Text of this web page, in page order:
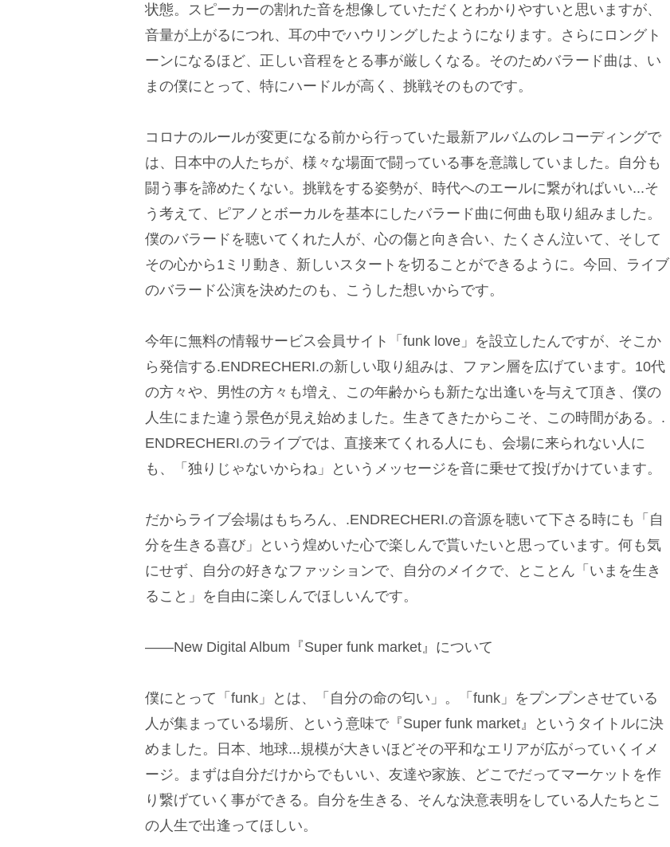
状態。スピーカーの割れた音を想像していただくとわかりやすいと思いますが、
音量が上がるにつれ、耳の中でハウリングしたようになります。さらにロングト
ーンになるほど、正しい音程をとる事が厳しくなる。そのためバラード曲は、い
まの僕にとって、特にハードルが高く、挑戦そのものです。
コロナのルールが変更になる前から行っていた最新アルバムのレコーディングで
は、日本中の人たちが、様々な場面で闘っている事を意識していました。自分も
闘う事を諦めたくない。挑戦をする姿勢が、時代へのエールに繋がればいい...そ
う考えて、ピアノとボーカルを基本にしたバラード曲に何曲も取り組みました。
僕のバラードを聴いてくれた人が、心の傷と向き合い、たくさん泣いて、そして
その心から1ミリ動き、新しいスタートを切ることができるように。今回、ライブ
のバラード公演を決めたのも、こうした想いからです。
今年に無料の情報サービス会員サイト「funk love」を設立したんですが、そこか
ら発信する.ENDRECHERI.の新しい取り組みは、ファン層を広げています。10代
の方々や、男性の方々も増え、この年齢からも新たな出逢いを与えて頂き、僕の
人生にまた違う景色が見え始めました。生きてきたからこそ、この時間がある。.
ENDRECHERI.のライブでは、直接来てくれる人にも、会場に来られない人に
も、「独りじゃないからね」というメッセージを音に乗せて投げかけています。
だからライブ会場はもちろん、.ENDRECHERI.の音源を聴いて下さる時にも「自
分を生きる喜び」という煌めいた心で楽しんで貰いたいと思っています。何も気
にせず、自分の好きなファッションで、自分のメイクで、とことん「いまを生き
ること」を自由に楽しんでほしいんです。
――New Digital Album『Super funk market』について
僕にとって「funk」とは、「自分の命の匂い」。「funk」をプンプンさせている
人が集まっている場所、という意味で『Super funk market』というタイトルに決
めました。日本、地球...規模が大きいほどその平和なエリアが広がっていくイメ
ージ。まずは自分だけからでもいい、友達や家族、どこでだってマーケットを作
り繋げていく事ができる。自分を生きる、そんな決意表明をしている人たちとこ
の人生で出逢ってほしい。